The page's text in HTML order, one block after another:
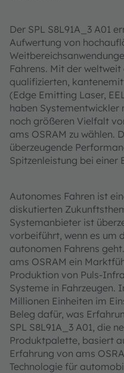
Der SPL S8L91A_3 A01
Aufwertung von
Fahrens. Mit der weltweit
qualifizierten,
(Edge Emitting Laser,
haben Systementwickler
noch größeren Vielfalt
ams OSRAM zu wählen.
überzeugende
Spitzenleistung bei einer
Autonomes Fahren ist
diskutierten
Systemanbieter ist
vorbeiführt, wenn es um
autonomen Fahrens
ams OSRAM ein
Produktion von Puls-
Systeme in Fahrzeugen.
Millionen Einheiten im
Beleg dafür, was
SPL S8L91A_3 A01, die
Produktpalette, basiert
Erfahrung von ams
Technologie für